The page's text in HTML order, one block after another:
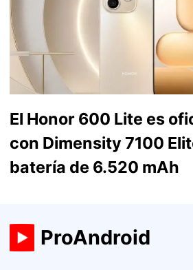
El Honor 600 Lite es
con Dimensity 7100
batería de 6.520 mAh
ProAndroid